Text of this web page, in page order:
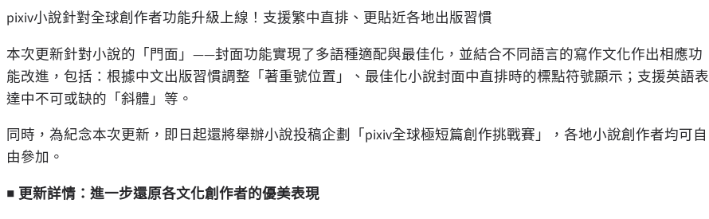
pixiv小說針對全球創作者功能升級上線！支援繁中直排、更貼近各地出版習慣
本次更新針對小說的「門面」——封面功能實現了多語種適配與最佳化，並結合不同語言的寫作文化作出相應功
能改進，包括：根據中文出版習慣調整「著重號位置」、最佳化小說封面中直排時的標點符號顯示；支援英語表
達中不可或缺的「斜體」等。
同時，為紀念本次更新，即日起還將舉辦小說投稿企劃「pixiv全球極短篇創作挑戰賽」，各地小說創作者均可自
由參加。
■ 更新詳情：進一步還原各文化創作者的優美表現